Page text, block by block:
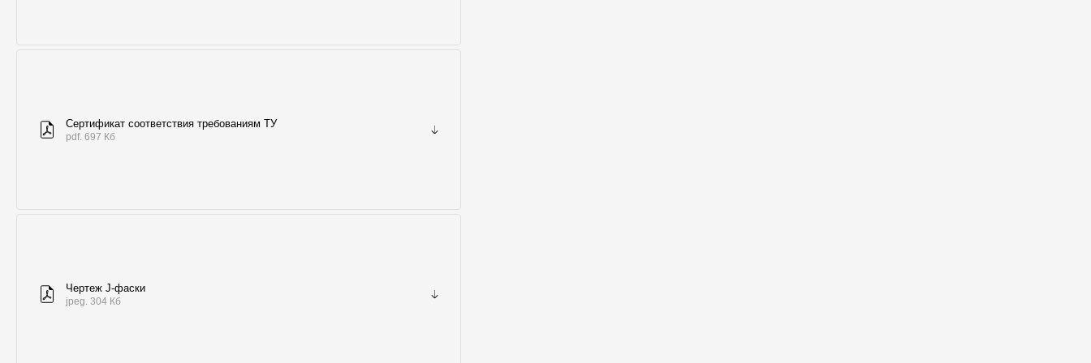
Сертификат соответствия требованиям ТУ
pdf. 697 Кб
Чертеж J-фаски
jpeg. 304 Кб